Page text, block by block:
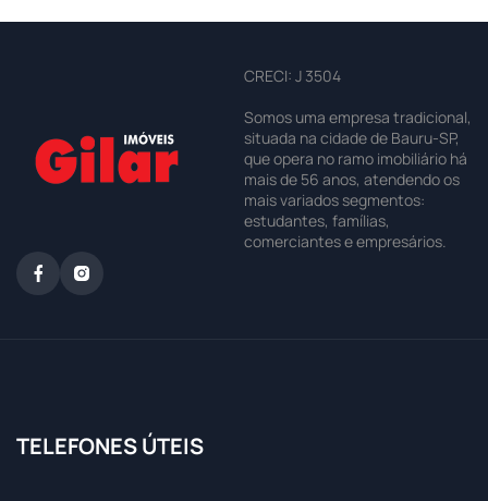
CRECI: J 3504
Somos uma empresa tradicional,
situada na cidade de Bauru-SP,
que opera no ramo imobiliário há
mais de 56 anos, atendendo os
mais variados segmentos:
estudantes, famílias,
comerciantes e empresários.
TELEFONES ÚTEIS